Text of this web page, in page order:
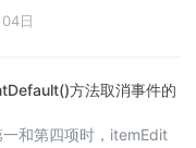
望对你有所帮助
日
方法取消事件的
和第四项时，itemEdit